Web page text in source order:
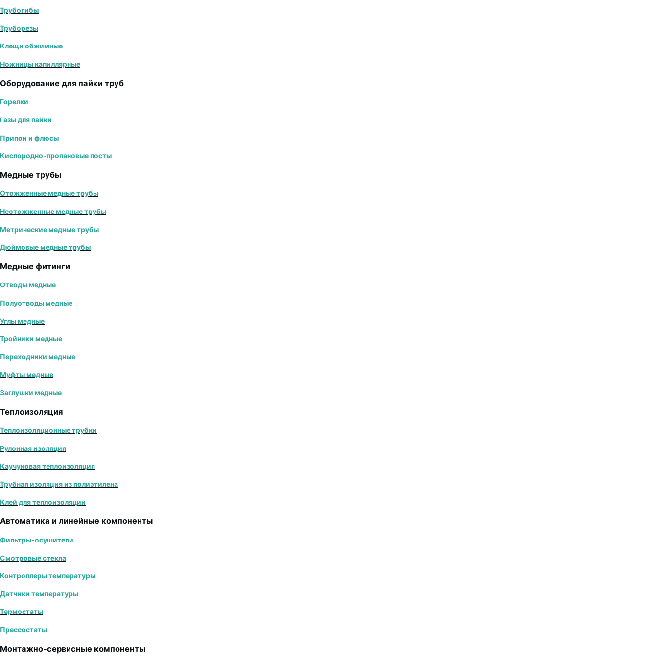
Трубогибы
Труборезы
Клещи обжимные
Ножницы капиллярные
Оборудование для пайки труб
Горелки
Газы для пайки
Припои и флюсы
Кислородно-пропановые посты
Медные трубы
Отожженные медные трубы
Неотожженные медные трубы
Метрические медные трубы
Дюймовые медные трубы
Медные фитинги
Отводы медные
Полуотводы медные
Углы медные
Тройники медные
Переходники медные
Муфты медные
Заглушки медные
Теплоизоляция
Теплоизоляционные трубки
Рулонная изоляция
Каучуковая теплоизоляция
Трубная изоляция из полиэтилена
Клей для теплоизоляции
Автоматика и линейные компоненты
Фильтры-осушители
Смотровые стекла
Контроллеры температуры
Датчики температуры
Термостаты
Прессостаты
Монтажно‑сервисные компоненты